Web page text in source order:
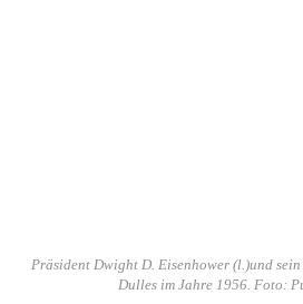
Präsident Dwight D. Eisenhower (l.)und
Dulles im Jahre 1956. Foto: